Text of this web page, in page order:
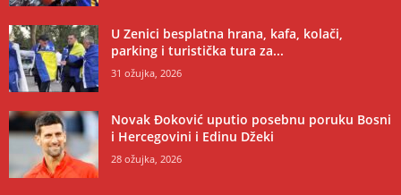
U Zenici besplatna hrana, kafa, kolači,
parking i turistička tura za...
31 ožujka, 2026
Novak Đoković uputio posebnu poruku Bosni
i Hercegovini i Edinu Džeki
28 ožujka, 2026